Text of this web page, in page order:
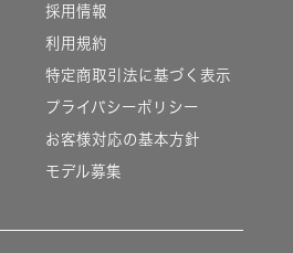
採用情報
利用規約
特定商取引法に基づく表示
プライバシーポリシー
お客様対応の基本方針
モデル募集